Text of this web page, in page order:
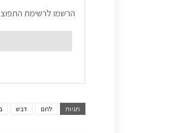
הרשמו לרשימת
תגיות לחם דבש